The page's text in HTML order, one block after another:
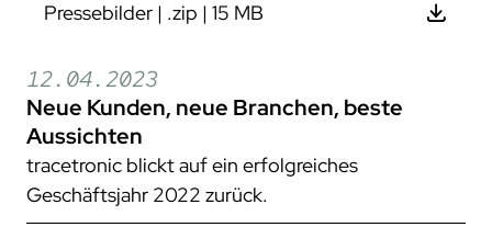
Pressebilder | .zip | 15 MB
12.04.2023
Neue Kunden, neue Branchen, beste
Aussichten
tracetronic blickt auf ein erfolgreiches
Geschäftsjahr 2022 zurück.